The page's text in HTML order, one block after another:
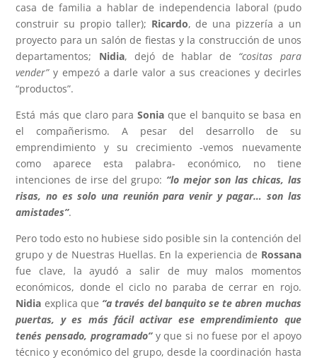
casa de familia a hablar de independencia laboral (pudo
construir su propio taller); Ricardo, de una pizzería a un
proyecto para un salón de fiestas y la construcción de unos
departamentos; Nidia, dejó de hablar de “cositas para
vender”y empezó a darle valor a sus creaciones y decirles
“productos”.
Está más que claro para Soniaque el banquito se basa en
el compañerismo. A pesar del desarrollo de su
emprendimiento y su crecimiento -vemos nuevamente
como aparece esta palabra- económico, no tiene
intenciones de irse del grupo: “lo mejor son las chicas, las
risas, no es solo una reunión para venir y pagar… son las
amistades”.
Pero todo esto no hubiese sido posible sin la contención del
grupo y de Nuestras Huellas. En la experiencia de Rossana
fue clave, la ayudó a salir de muy malos momentos
económicos, donde el ciclo no paraba de cerrar en rojo.
Nidia explica que “a través del banquito se te abren muchas
puertas, y es más fácil activar ese emprendimiento que
tenés pensado, programado”y que si no fuese por el apoyo
técnico y económico del grupo, desde la coordinación hasta